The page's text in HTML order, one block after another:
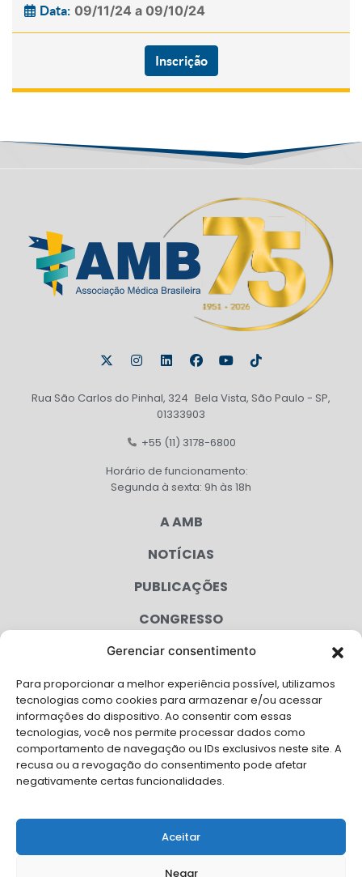
Gerenciar consentimento
Para proporcionar a melhor experiência possível, utilizamos
tecnologias como cookies para armazenar e/ou acessar
informações do dispositivo. Ao consentir com essas
tecnologias, você nos permite processar dados como
comportamento de navegação ou IDs exclusivos neste site. A
recusa ou a revogação do consentimento pode afetar
negativamente certas funcionalidades.
Aceitar
Negar
Data: 09/11/24 a 09/10/24
Inscrição
Rua São Carlos do Pinhal, 324 Bela Vista, São Paulo - SP,
01333903
+55 (11) 3178-6800
Horário de funcionamento:
Segunda à sexta: 9h às 18h
A AMB
NOTÍCIAS
PUBLICAÇÕES
CONGRESSO
AGENDA
CAMPANHAS
SERVIÇOS
FILIADAS
LGPD
FALE CONOSCO
Solicite Apoio Institucional da AMB para o seu evento